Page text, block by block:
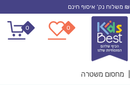
0
0
מחסום משטרה